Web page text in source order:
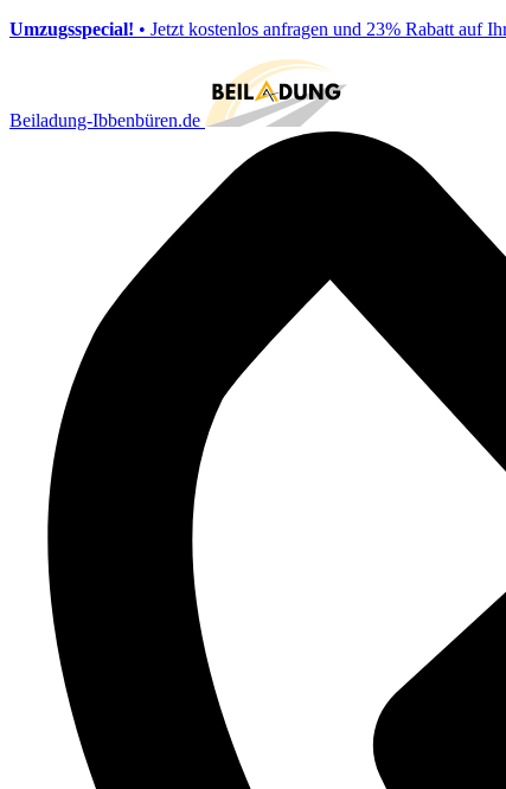
Umzugsspecial! • Jetzt kostenlos anfragen und 23% Rabatt auf
Beiladung-Ibbenbüren.de